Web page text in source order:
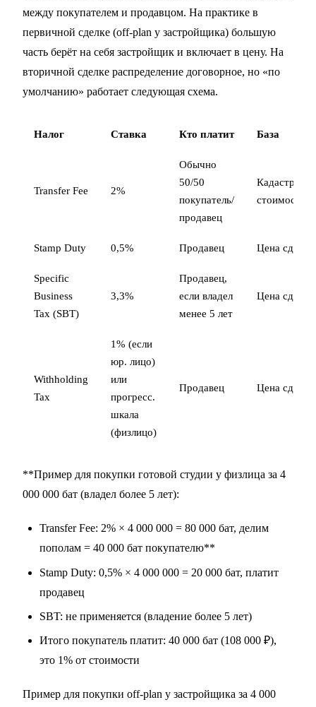
между покупателем и продавцом. На практике в
первичной сделке (off-plan у застройщика) большую
часть берёт на себя застройщик и включает в цену. На
вторичной сделке распределение договорное, но «по
умолчанию» работает следующая схема.
Налог Ставка Кто платит База
Transfer Fee 2%
Обычно
50/50
покупатель/
продавец
Кадастровая
стоимость
Stamp Duty 0,5% Продавец Цена сделки
Specific
Business
Tax (SBT)
3,3%
Продавец,
если владел
менее 5 лет
Цена сделки
Withholding
Tax
1% (если
юр. лицо)
или
прогресс.
шкала
(физлицо)
Продавец Цена сделки
**Пример для покупки готовой студии у физлица за 4
000 000 бат (владел более 5 лет):
Transfer Fee: 2% × 4 000 000 = 80 000 бат, делим
пополам = 40 000 бат покупателю**
Stamp Duty: 0,5% × 4 000 000 = 20 000 бат, платит
продавец
SBT: не применяется (владение более 5 лет)
Итого покупатель платит: 40 000 бат (108 000 ₽),
это 1% от стоимости
Пример для покупки off-plan у застройщика за 4 000